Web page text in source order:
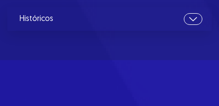
Históricos